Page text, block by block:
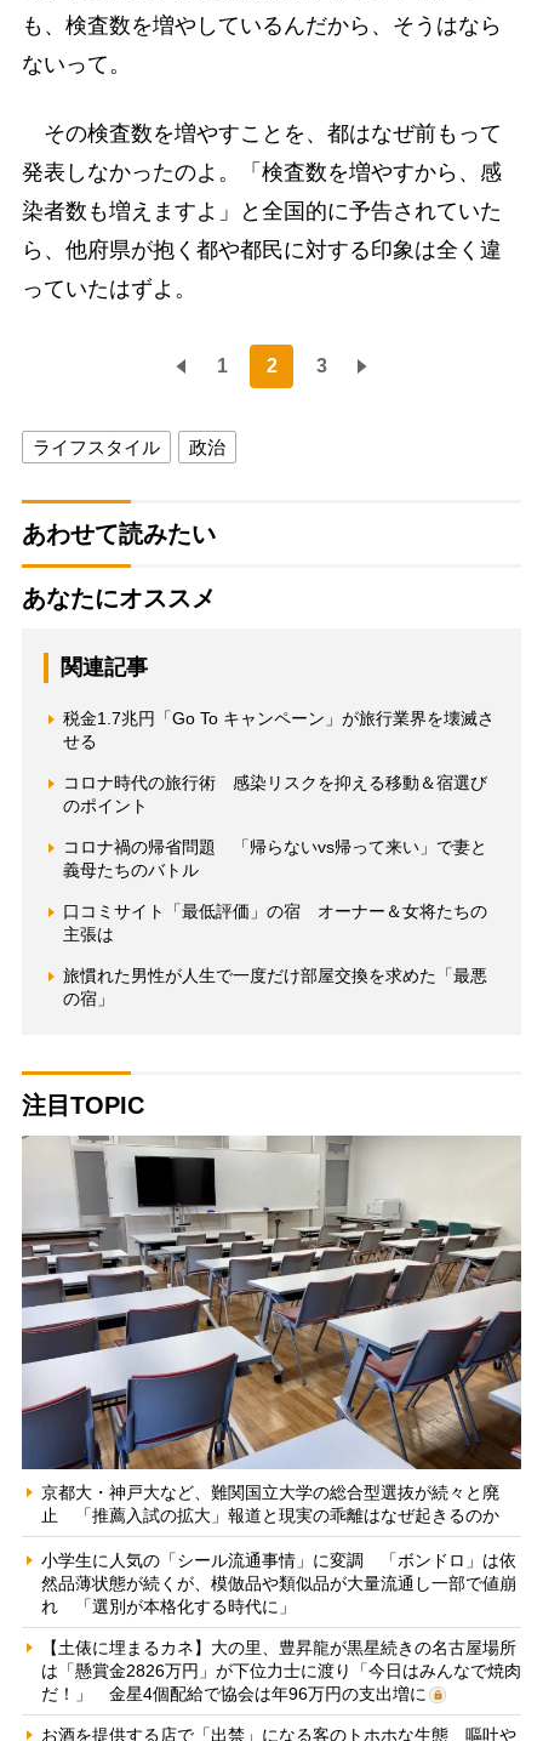
も、検査数を増やしているんだから、そうはなら
ないって。
その検査数を増やすことを、都はなぜ前もって
発表しなかったのよ。「検査数を増やすから、感
染者数も増えますよ」と全国的に予告されていた
ら、他府県が抱く都や都民に対する印象は全く違
っていたはずよ。
1 2 3
ライフスタイル 政治
あわせて読みたい
あなたにオススメ
関連記事
税金1.7兆円「Go To キャンペーン」が旅行業界を壊滅さ
せる
コロナ時代の旅行術 感染リスクを抑える移動＆宿選び
のポイント
コロナ禍の帰省問題 「帰らないvs帰って来い」で妻と
義母たちのバトル
口コミサイト「最低評価」の宿 オーナー＆女将たちの
主張は
旅慣れた男性が人生で一度だけ部屋交換を求めた「最悪
の宿」
注目TOPIC
京都大・神戸大など、難関国立大学の総合型選抜が続々と廃
止 「推薦入試の拡大」報道と現実の乖離はなぜ起きるのか
小学生に人気の「シール流通事情」に変調 「ボンドロ」は依
然品薄状態が続くが、模倣品や類似品が大量流通し一部で値崩
れ 「選別が本格化する時代に」
【土俵に埋まるカネ】大の里、豊昇龍が黒星続きの名古屋場所
は「懸賞金2826万円」が下位力士に渡り「今日はみんなで焼肉
だ！」 金星4個配給で協会は年96万円の支出増に
お酒を提供する店で「出禁」になる客のトホホな生態 嘔吐や